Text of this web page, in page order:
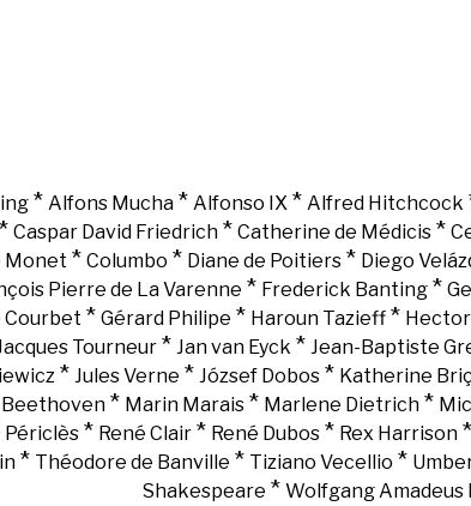
* Alfons Mucha* Alfonso IX* Alfred Hitchcock
Caspar David Friedrich* Catherine de Médicis*
Monet * Columbo * Diane de Poitiers* Diego
Pierre de La Varenne * Frederick Banting*
Courbet * Gérard Philipe * Haroun Tazieff*
Tourneur * Jan van Eyck * Jean-Baptiste
* Jules Verne * József Dobos * Katherine
Beethoven * Marin Marais * Marlene Dietrich *
Périclès * René Clair * René Dubos * Rex Harrison *
* Théodore de Banville * Tiziano Vecellio *
Shakespeare * Wolfgang Amadeus